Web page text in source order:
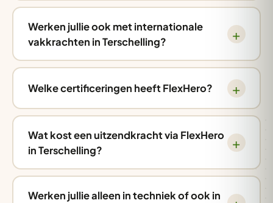
Werken jullie ook met internationale
vakkrachten in Terschelling?
Welke certificeringen heeft FlexHero?
Wat kost een uitzendkracht via FlexHero
in Terschelling?
Werken jullie alleen in techniek of ook in